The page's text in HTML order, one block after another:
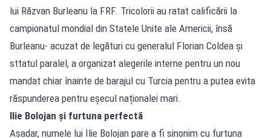
lui Răzvan Burleanu la FRF. Tricolorii au ratat calificării la
campionatul mondial din Statele Unite ale Americii, însă
Burleanu- acuzat de legături cu generalul Florian Coldea și
sttatul paralel, a organizat alegerile interne pentru un nou
mandat chiar înainte de barajul cu Turcia pentru a putea evita
răspunderea pentru eșecul naționalei mari.
Ilie Bolojan și furtuna perfectă
Așadar, numele lui Ilie Bolojan pare a fi sinonim cu furtuna